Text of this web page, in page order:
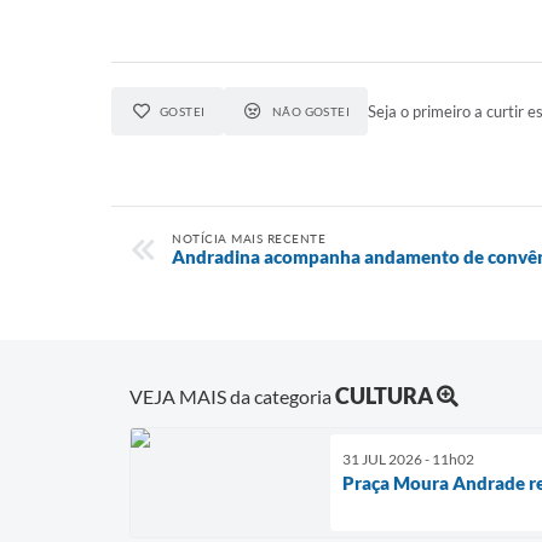
GOSTEI NÃO GOSTEI Seja o primeiro a curtir
NOTÍCIA MAIS RECENTE
Andradina acompanha andamento de
VEJA MAIS da categoriaCULTURA
31 JUL 2026 - 11h02
Praça Moura Andrade